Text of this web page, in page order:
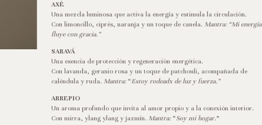
AXÉ
Una mezcla luminosa que activa la energía y estimula la circulación.
Con limoncillo, ciprés, naranja y un toque de canela. Mantra: “Mi energía
fluye con gracia.”
SARAVÁ
Una esencia de protección y regeneración energética.
Con lavanda, geranio rosa y un toque de patchouli, acompañada de
caléndula y ruda. Mantra:“Estoy rodeadx de luz y fuerza.”
ARREPIO
Un aroma profundo que invita al amor propio y a la conexión interior.
Con mirra, ylang ylang y jazmín. Mantra:“Soy mi hogar.”